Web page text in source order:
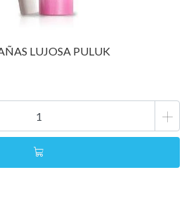
LUJOSA PULUK
+